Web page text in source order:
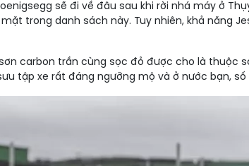
sẽ đi về đâu sau khi rời nhá máy ở
trong danh sách này. Tuy nhiên, khả năng
carbon trần cùng sọc đỏ được cho là thuộc
tập xe rất đáng ngưỡng mộ và ở nước bạn,